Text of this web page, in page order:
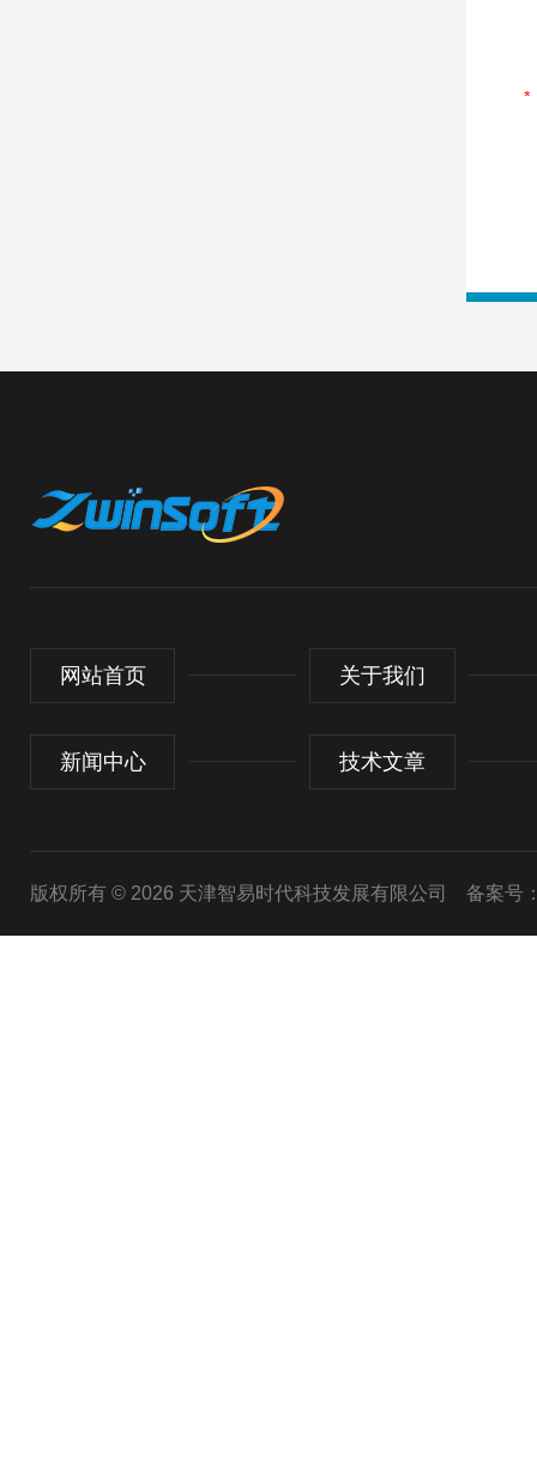
网站首页 关于我们
新闻中心 技术文章
版权所有 © 2026 天津智易时代科技发展有限公司 备案号